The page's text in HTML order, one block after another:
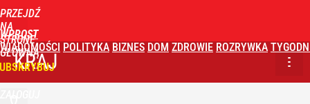
PRZEJDŹ
NA
STRONĘ
GŁÓWNĄ
WPROST
WIADOMOŚCI POLITYKA BIZNES DOM ZDROWIE ROZRYWKA
KRAJ